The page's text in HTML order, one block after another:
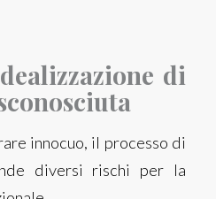
di
innocuo, il processo di
diversi rischi per la